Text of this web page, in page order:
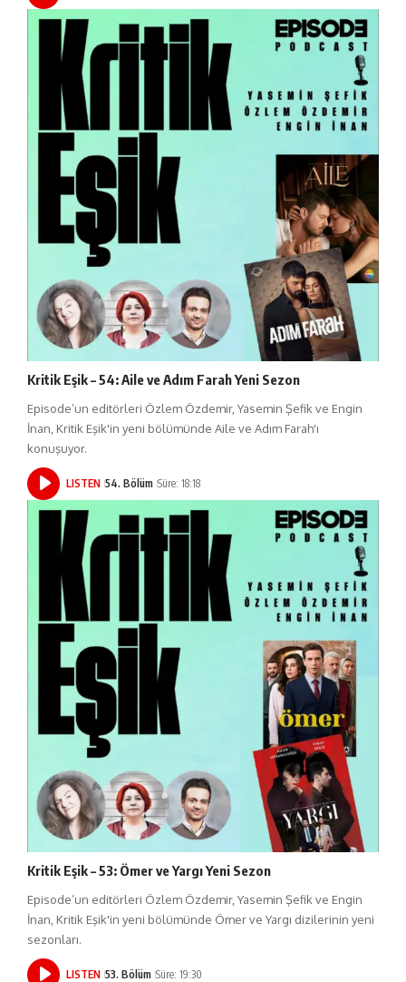
Kritik Eşik – 54: Aile ve Adım Farah Yeni Sezon
Episode’un editörleri Özlem Özdemir, Yasemin Şefik ve Engin
İnan, Kritik Eşik'in yeni bölümünde Aile ve Adım Farah'ı
konuşuyor.
LISTEN 54. Bölüm Süre: 18:18
Kritik Eşik – 53: Ömer ve Yargı Yeni Sezon
Episode’un editörleri Özlem Özdemir, Yasemin Şefik ve Engin
İnan, Kritik Eşik'in yeni bölümünde Ömer ve Yargı dizilerinin yeni
sezonları.
LISTEN 53. Bölüm Süre: 19:30